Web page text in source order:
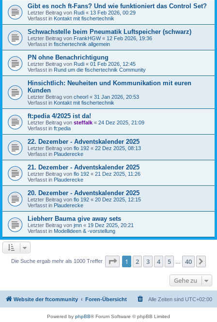
Gibt es noch ft-Fans? Und wie funktioniert das Control Set?
Letzter Beitrag von Rudi « 13 Feb 2026, 00:29
Verfasst in Kontakt mit fischertechnik
Schwachstelle beim Pneumatik Luftspeicher (schwarz)
Letzter Beitrag von FrankHGW« 12 Feb 2026, 19:36
Verfasst in fischertechnik allgemein
PN ohne Benachrichtigung
Letzter Beitrag von Rudi « 01 Feb 2026, 12:45
Verfasst in Rund um die fischertechnik Community
Hinsichtlich: Neuheiten und Kommunikation mit euren
Kunden
Letzter Beitrag von cheorl « 31 Jan 2026, 20:53
Verfasst in Kontakt mit fischertechnik
ft:pedia 4/2025 ist da!
Letzter Beitrag von steffalk « 24 Dez 2025, 21:09
Verfasst in ft:pedia
22. Dezember - Adventskalender 2025
Letzter Beitrag von flo 192 « 22 Dez 2025, 08:13
Verfasst in Plauderecke
21. Dezember - Adventskalender 2025
Letzter Beitrag von flo 192 « 21 Dez 2025, 11:26
Verfasst in Plauderecke
20. Dezember - Adventskalender 2025
Letzter Beitrag von flo 192 « 20 Dez 2025, 12:15
Verfasst in Plauderecke
Liebherr Bauma give away sets
Letzter Beitrag von jmn « 19 Dez 2025, 20:21
Verfasst in Modellideen & -vorstellung
Die Suche ergab mehr als 1000 Treffer Seite 1von 40
1 2 3 4 5 40
Gehe zu
Website der ftcommunity Foren-Übersicht Alle Zeiten sind UTC+02:00
Powered by phpBB® Forum Software © phpBB Limited